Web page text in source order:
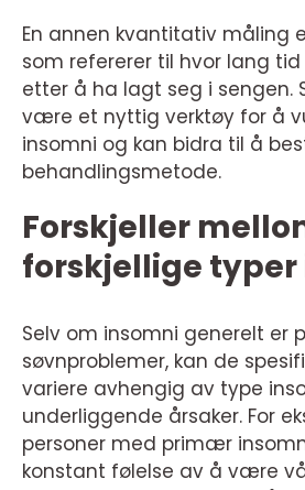
En annen kvantitativ måling
som refererer til hvor lang
etter å ha lagt seg i sengen.
være et nyttig verktøy for å
insomni og kan bidra til å
behandlingsmetode.
Forskjeller
forskjellige typer
Selv om insomni generelt er
søvnproblemer, kan de
variere avhengig av type
underliggende årsaker. For
personer med primær
konstant følelse av å være